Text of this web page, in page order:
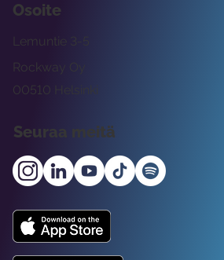
Osoite
Rockway Oy
Lemuntie 3-5
00510 Helsinki
Seuraa meitä